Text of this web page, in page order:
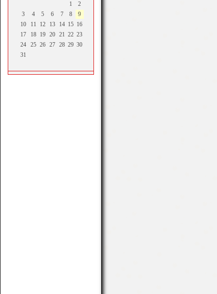
1
2
3
4 5 6 7 8
9
10
11 12 13 14 15 16
17
18 19 20 21 22 23
24
25 26 27 28 29 30
31